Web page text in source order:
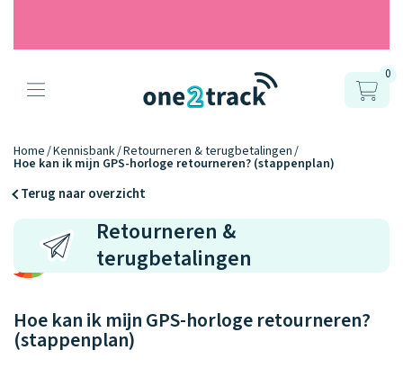
Producten
Onze gps
horloges
Connect
YOU
Connect
NEXT
Connect
UP
Horloges
vergelijken
Accessoires
Opladers
Ontdek alle
accessoires
Hoe werkt
het?
Ontdek hoe
het werkt
Zo werken het
one2track-app
samen.
Blogs
Ons verhaal
0
Home Kennisbank Retourneren & terugbetalingen
Hoe kan ik mijn GPS-horloge retourneren? (stappenplan)
Terug naar overzicht
Retourneren &
terugbetalingen
Hoe kan ik mijn GPS-horloge retourneren?
(stappenplan)